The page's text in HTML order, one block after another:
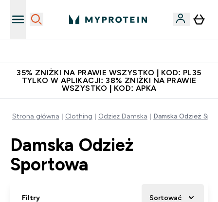
35% ZNIŻKI NA PRAWIE WSZYSTKO | KOD: PL35
TYLKO W APLIKACJI: 38% ZNIŻKI NA PRAWIE
WSZYSTKO | KOD: APKA
Strona główna Clothing Odzież Damska Damska Odzież
Damska Odzież
Sportowa
Filtry Sortować